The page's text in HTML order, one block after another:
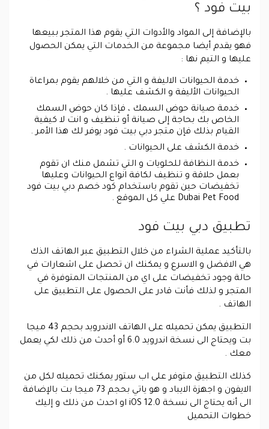
بيت فود ؟
بالإضافة إلى المواد والأدوات التي يقوم هذا المتجر ببيعها
فهو يقدم أيضا مجموعة من الخدمات التي يمكن الحصول
عليها و التيم نها :
خدمة الحيوانات الاليفة و التي من خلالهم يقوم بمراعاة
الحيوانات الأليفة و الكشف عليها .
خدمة صيانة حوض السمك ، فإذا كان حوض السمك
الخاص بك بحاجة إلى صيانة أو تنظيف و انت لا كيفية
القيام بذلك فإن متجر دبي بيت فود يوفر لك هذا الأمر .
خدمة الكشف على الحيوانات .
خدمة النظافة للحلويات و التي تشمل منك ان تقوم
بعمل حلاقة و تنظيف لكافة انواع الحيوانات وعليها
تخفيضات حين تقوم باستخدام كود خصم دبي بيت فود
Dubai Pet Food علي كل الموقع .
تطبيق دبي بيت فود
بالتأكيد عملية الشراء من خلال التطبيق عبر الهاتف الذك
هي الافضل و الاسرع و يمكنك ان تحصل على اشعارات في
حالة وجود تخفيضات على اي من المنتجات المتوفرة في
المتجر و لذلك فأنت قادر على الحصول على التطبيق على
الهاتف .
التطبيق يمكن تحميله على الهاتف الاندرويد بحجم 43 ميجا
بت ويحتاج الى نسخة اندرويد 6.0 أو أحدث من ذلك لكي يعمل
معك .
كذلك التطبيق متوفر على اب ستور يمكنك تحميله لكل من
الايفون و اجهزة الايباد و هو ياتي بحجم 73 ميجا بت بالإضافة
الى أنه يحتاج الى نسخة iOS 12.0 او احدث من ذلك و إليك
خطوات التحميل